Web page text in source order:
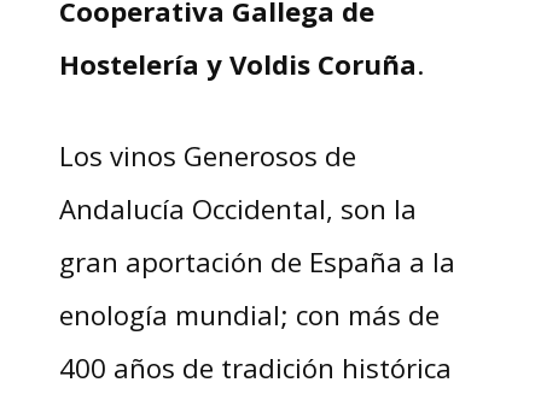
Cooperativa Gallega de
Hostelería y Voldis Coruña.
Los vinos Generosos de
Andalucía Occidental, son la
gran aportación de España a la
enología mundial; con más de
400 años de tradición histórica